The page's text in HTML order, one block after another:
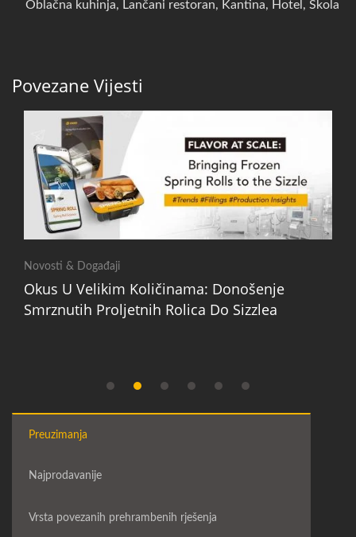
Oblačna kuhinja, Lančani restoran, Kantina, Hotel, Škola
Povezane Vijesti
Novosti & Događaji
Okus U Velikim Količinama: Donošenje
Smrznutih Proljetnih Rolica Do Sizzlea
Preuzimanja
Najprodavanije
Vrsta povezanih prehrambenih rješenja